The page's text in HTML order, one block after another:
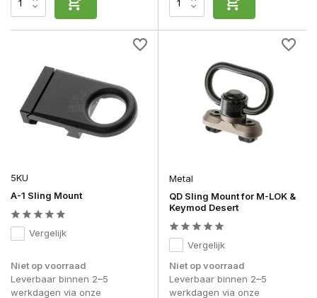
5KU
A-1 Sling Mount
Vergelijk
Niet op voorraad
Leverbaar binnen 2–5
werkdagen via onze
Metal
QD Sling Mount for M-LOK &
Keymod Desert
Vergelijk
Niet op voorraad
Leverbaar binnen 2–5
werkdagen via onze